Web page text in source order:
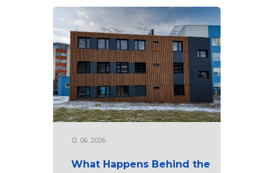
12. 06. 2026
What Happens Behind the